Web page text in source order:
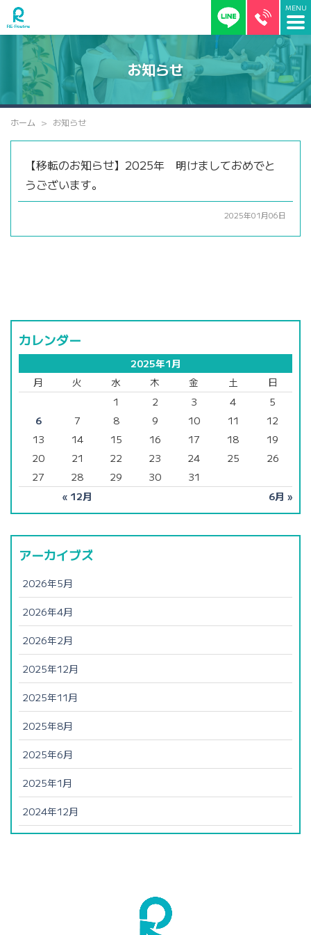
お知らせ
ホーム お知らせ
【移転のお知らせ】2025年 明けましておめでと
うございます。
2025年01月06日
カレンダー
2025年1月
月
火 水 木 金 土 日
« 12月 6月 »
1 2 3 4
5
6
7 8 9 10 11
12
13
14 15 16 17 18
19
20
21 22 23 24 25
26
27
28 29 30 31
アーカイブズ
2026年5月
2026年4月
2026年2月
2025年12月
2025年11月
2025年8月
2025年6月
2025年1月
2024年12月